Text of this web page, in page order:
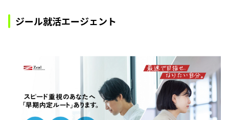
ジール就活エージェント